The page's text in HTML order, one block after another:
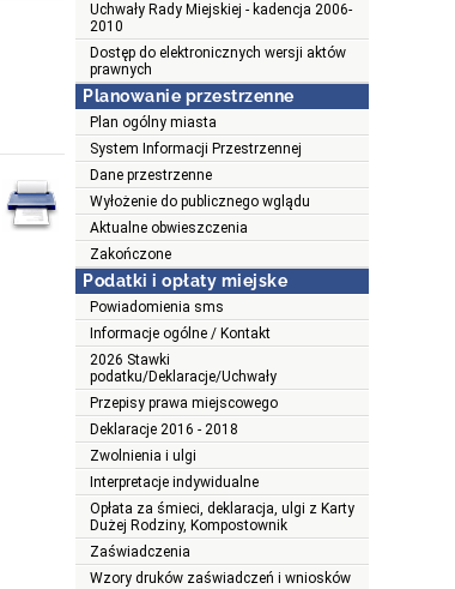
Uchwały Rady Miejskiej - kadencja 2006-
2010
Dostęp do elektronicznych wersji aktów
prawnych
Planowanie przestrzenne
Plan ogólny miasta
System Informacji Przestrzennej
Dane przestrzenne
Wyłożenie do publicznego wglądu
Aktualne obwieszczenia
Zakończone
Podatki i opłaty miejske
Powiadomienia sms
Informacje ogólne / Kontakt
2026 Stawki
podatku/Deklaracje/Uchwały
Przepisy prawa miejscowego
Deklaracje 2016 - 2018
Zwolnienia i ulgi
Interpretacje indywidualne
Opłata za śmieci, deklaracja, ulgi z Karty
Dużej Rodziny, Kompostownik
Zaświadczenia
Wzory druków zaświadczeń i wniosków